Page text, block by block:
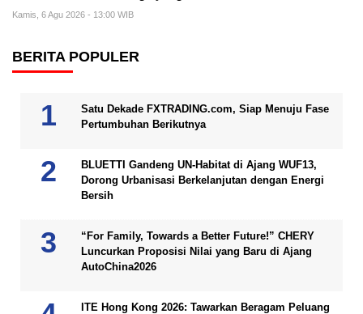
Kamis, 6 Agu 2026 - 13:00 WIB
BERITA POPULER
Satu Dekade FXTRADING.com, Siap Menuju Fase
Pertumbuhan Berikutnya
BLUETTI Gandeng UN-Habitat di Ajang WUF13,
Dorong Urbanisasi Berkelanjutan dengan Energi
Bersih
“For Family, Towards a Better Future!” CHERY
Luncurkan Proposisi Nilai yang Baru di Ajang
AutoChina2026
ITE Hong Kong 2026: Tawarkan Beragam Peluang